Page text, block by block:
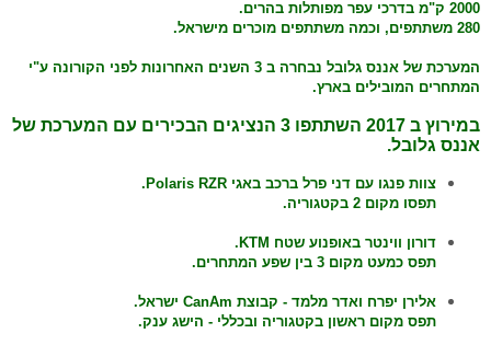
2000 ק"מ בדרכי עפר מפותלות בהרים.
280 משתתפים, וכמה משתתפים מוכרים מישראל.
המערכת של אננס גלובל נבחרה ב 3 השנים האחרונות לפני הקורונה ע"י
המתחרים המובילים בארץ.
במירוץ ב 2017 השתתפו 3 הנציגים הבכירים עם המערכת של
אננס גלובל.
צוות פנגו עם דני פרל ברכב באגי Polaris RZR.
תפסו מקום 2 בקטגוריה.
דורון ווינטר באופנוע שטח KTM.
תפס כמעט מקום 3 בין שפע המתחרים.
אלירן יפרח ואדר מלמד - קבוצת CanAm ישראל.
תפס מקום ראשון בקטגוריה ובכללי - הישג ענק.